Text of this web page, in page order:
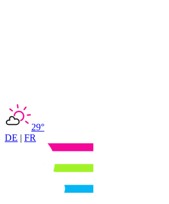
29°
DE | FR